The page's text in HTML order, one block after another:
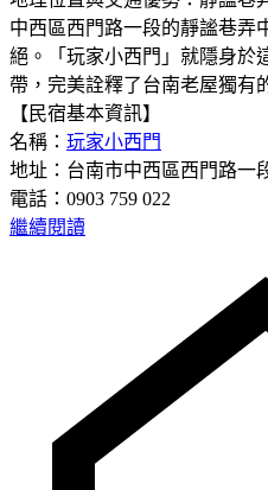
中西區西門路一段的靜謐巷弄
絕。「玩家小西門」就隱身於
帶，完美詮釋了台南老屋獨有
【民宿基本資訊】
名稱： 玩家小西門
地址：台南市中西區西門路一
電話：0903 759 022
繼續閱讀